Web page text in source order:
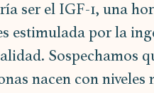
ser el IGF-1, una
estimulada por la
Sospechamos
nacen con niveles